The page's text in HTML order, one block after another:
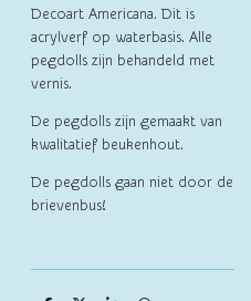
Decoart Americana. Dit is
acrylverf op waterbasis. Alle
pegdolls zijn behandeld met
vernis.
De pegdolls zijn gemaakt van
kwalitatief beukenhout.
De pegdolls gaan niet door de
brievenbus!